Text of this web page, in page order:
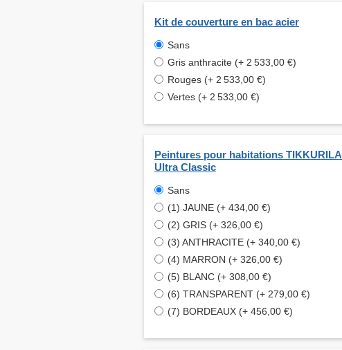
Kit de couverture en bac acier
Sans
Gris anthracite (+ 2 533,00 €)
Rouges (+ 2 533,00 €)
Vertes (+ 2 533,00 €)
Peintures pour habitations TIKKURILA
Ultra Classic
Sans
(1) JAUNE (+ 434,00 €)
(2) GRIS (+ 326,00 €)
(3) ANTHRACITE (+ 340,00 €)
(4) MARRON (+ 326,00 €)
(5) BLANC (+ 308,00 €)
(6) TRANSPARENT (+ 279,00 €)
(7) BORDEAUX (+ 456,00 €)